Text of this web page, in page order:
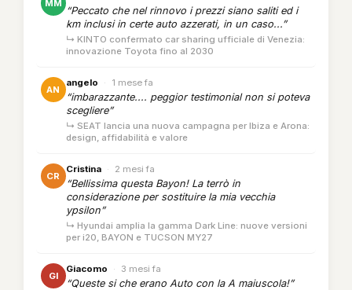
MM
“Peccato che nel rinnovo i prezzi siano saliti ed i
km inclusi in certe auto azzerati, in un caso...”
↳ KINTO confermato car sharing ufficiale di Venezia:
innovazione Toyota fino al 2030
AN
angelo · 1 mese fa
“imbarazzante.... peggior testimonial non si poteva
scegliere”
↳ SEAT lancia una nuova campagna per Ibiza e Arona:
design, affidabilità e valore
CR
Cristina · 2 mesi fa
“Bellissima questa Bayon! La terrò in
considerazione per sostituire la mia vecchia
ypsilon”
↳ Hyundai amplia la gamma Dark Line: nuove versioni
per i20, BAYON e TUCSON MY27
GI
Giacomo · 3 mesi fa
“Queste si che erano Auto con la A maiuscola!”